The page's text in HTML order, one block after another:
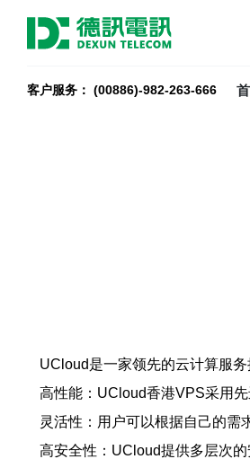
客户服务： (00886)-982-263-666
UCloud是一家领先的云计算服
高性能：UCloud香港VPS采用
灵活性：用户可以根据自己的需
高安全性：UCloud提供多层次